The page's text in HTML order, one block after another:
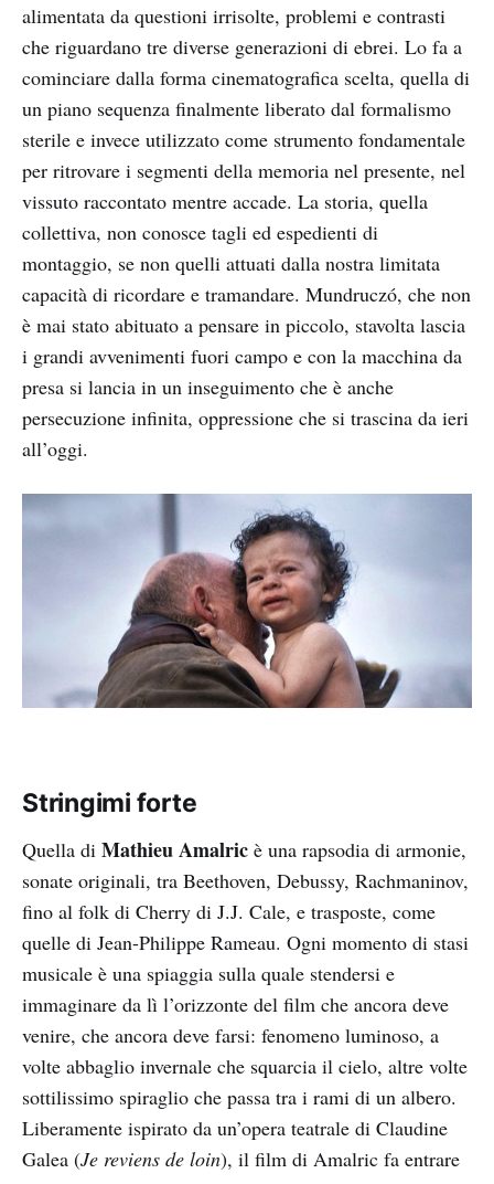
alimentata da questioni irrisolte, problemi e contrasti
che riguardano tre diverse generazioni di ebrei. Lo fa a
cominciare dalla forma cinematografica scelta, quella di
un piano sequenza finalmente liberato dal formalismo
sterile e invece utilizzato come strumento fondamentale
per ritrovare i segmenti della memoria nel presente, nel
vissuto raccontato mentre accade. La storia, quella
collettiva, non conosce tagli ed espedienti di
montaggio, se non quelli attuati dalla nostra limitata
capacità di ricordare e tramandare. Mundruczó, che non
è mai stato abituato a pensare in piccolo, stavolta lascia
i grandi avvenimenti fuori campo e con la macchina da
presa si lancia in un inseguimento che è anche
persecuzione infinita, oppressione che si trascina da ieri
all’oggi.
Stringimi forte
Quella di Mathieu Amalric è una rapsodia di armonie,
sonate originali, tra Beethoven, Debussy, Rachmaninov,
fino al folk di Cherry di J.J. Cale, e trasposte, come
quelle di Jean-Philippe Rameau. Ogni momento di stasi
musicale è una spiaggia sulla quale stendersi e
immaginare da lì l’orizzonte del film che ancora deve
venire, che ancora deve farsi: fenomeno luminoso, a
volte abbaglio invernale che squarcia il cielo, altre volte
sottilissimo spiraglio che passa tra i rami di un albero.
Liberamente ispirato da un’opera teatrale di Claudine
Galea (Je reviens de loin), il film di Amalric fa entrare